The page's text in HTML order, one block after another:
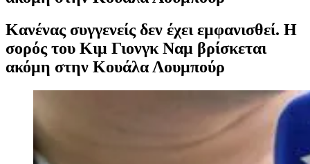
Κανένας συγγενείς δεν έχει εμφανισθεί. Η
σορός του Κιμ Γιονγκ Ναμ βρίσκεται
ακόμη στην Κουάλα Λουμπούρ